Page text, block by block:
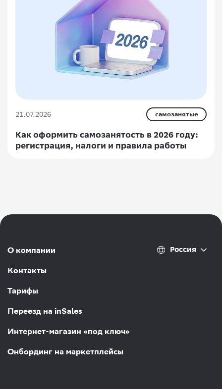
21.07.2026 самозанятые
Как оформить самозанятость в 2026 году:
регистрация, налоги и правила работы
О компании
Контакты
Тарифы
Переезд на inSales
Интернет-магазин «под ключ»
Онбординг на маркетплейсы
Россия